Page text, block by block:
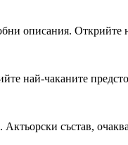
описания.
най-чаканите
състав,